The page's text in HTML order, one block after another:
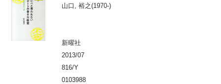
山口, 裕之(1970-)
新曜社
2013/07
816/Y
0103988